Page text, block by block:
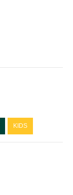
KIDS